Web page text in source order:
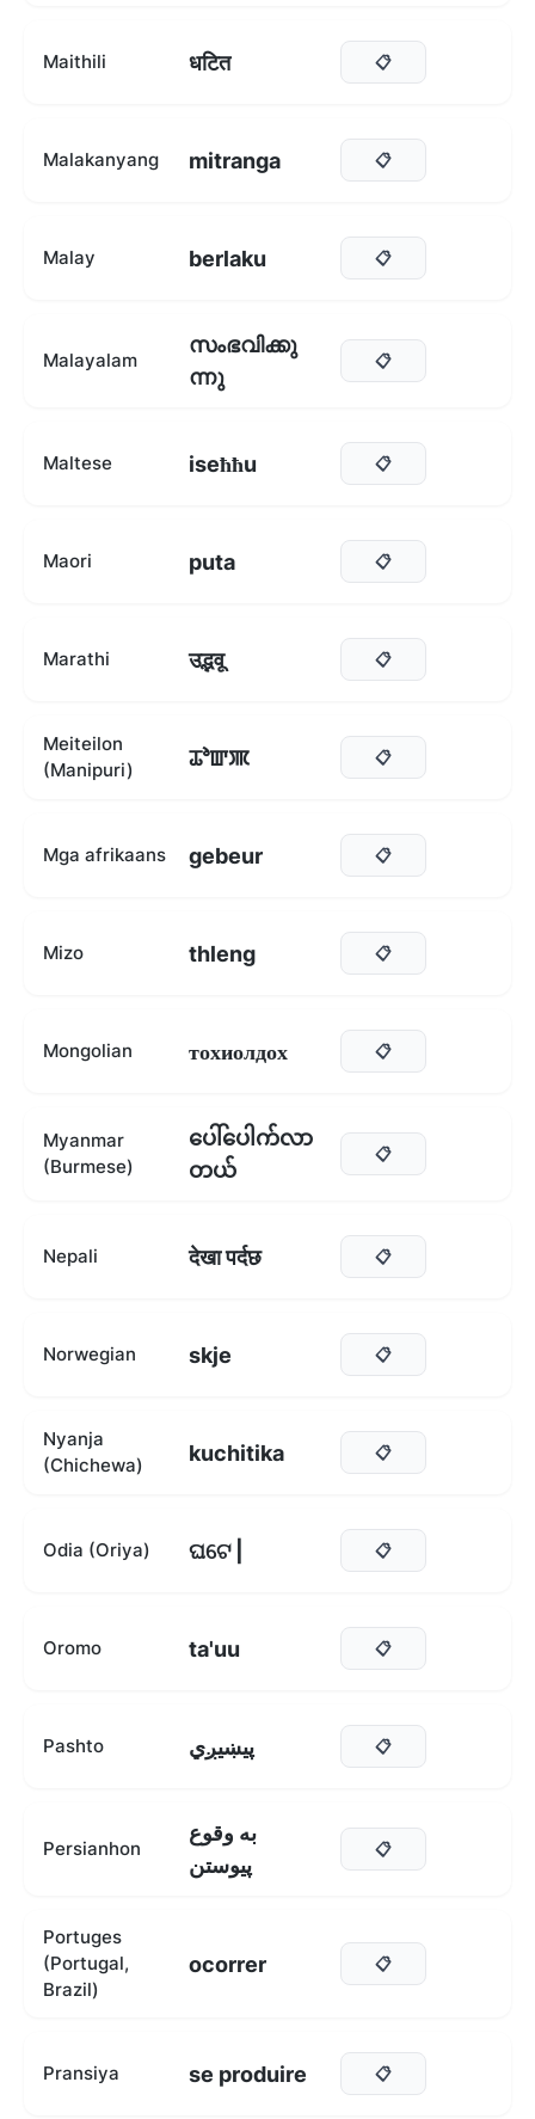
Maithili धटित 📋
Malakanyang mitranga 📋
Malay berlaku 📋
Malayalam
സംഭവിക്കു
ന്നു
📋
Maltese iseħħu 📋
Maori puta 📋
Marathi उद्भवू 📋
Meiteilon
(Manipuri)
ꯊꯣꯛꯄ 📋
Mga afrikaans gebeur 📋
Mizo thleng 📋
Mongolian тохиолдох 📋
Myanmar
(Burmese)
ပေါ်ပေါက်လာ
တယ်
📋
Nepali देखा पर्दछ 📋
Norwegian skje 📋
Nyanja
(Chichewa)
kuchitika 📋
Odia (Oriya) ଘଟେ | 📋
Oromo ta'uu 📋
Pashto پیښیږي 📋
Persianhon
به وقوع
پیوستن
📋
Portuges
(Portugal,
Brazil)
ocorrer 📋
Pransiya se produire 📋